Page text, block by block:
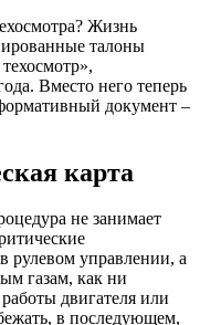
Жизнь
талоны
Вместо него теперь
документ –
карта
не занимает
рулевом управлении, а
газам, как ни
двигателя или
в последующем,